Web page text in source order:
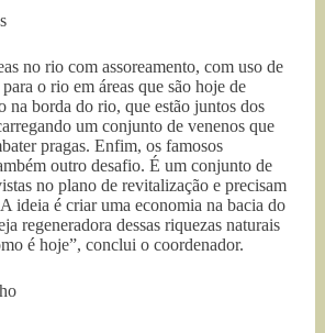
no rio com assoreamento, com uso de
o rio em áreas que são hoje de
na borda do rio, que estão juntos dos
um conjunto de venenos que
pragas. Enfim, os famosos
outro desafio. É um conjunto de
no plano de revitalização e precisam
ideia é criar uma economia na bacia do
regeneradora dessas riquezas naturais
é hoje”, conclui o coordenador.